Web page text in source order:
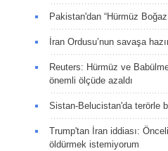
Pakistan'dan “Hürmüz
İran Ordusu’nun savaşa
Reuters: Hürmüz ve
önemli ölçüde azaldı
Sistan-Belucistan'da terörle
Trump'tan İran iddiası:
öldürmek istemiyorum